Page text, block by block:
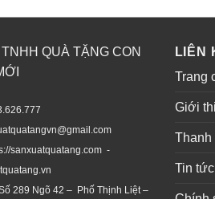
QUÀ TẶNG CON
sanxuatquatang.com -
289 Ngõ 42 – Phố Thịnh Liệt –
LIÊN
Trang
Giới
Thanh
Tin tức